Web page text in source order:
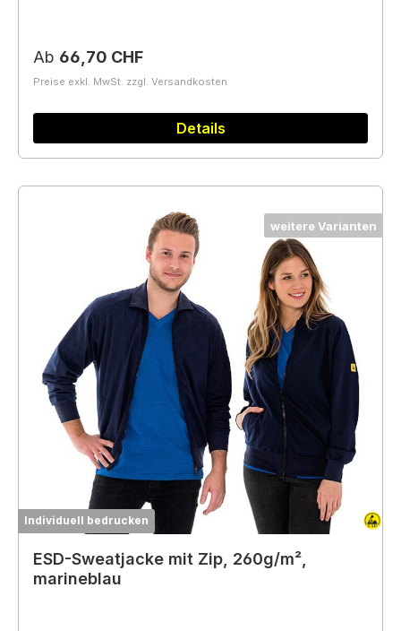
Regulärer Preis:
Ab 66,70 CHF
Preise exkl. MwSt. zzgl. Versandkosten
Details
weitere Varianten
Individuell bedrucken
ESD-Sweatjacke mit Zip, 260g/m²,
marineblau